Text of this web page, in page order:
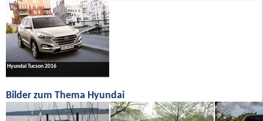
Hyundai Tucson 2016
Bilder zum Thema Hyundai